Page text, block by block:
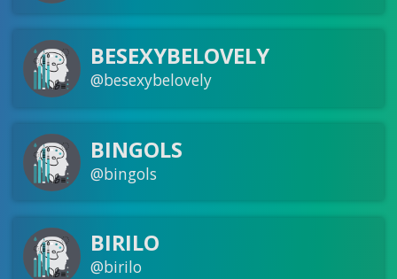
BESEXYBELOVELY
@besexybelovely
BINGOLS
@bingols
BIRILO
@birilo